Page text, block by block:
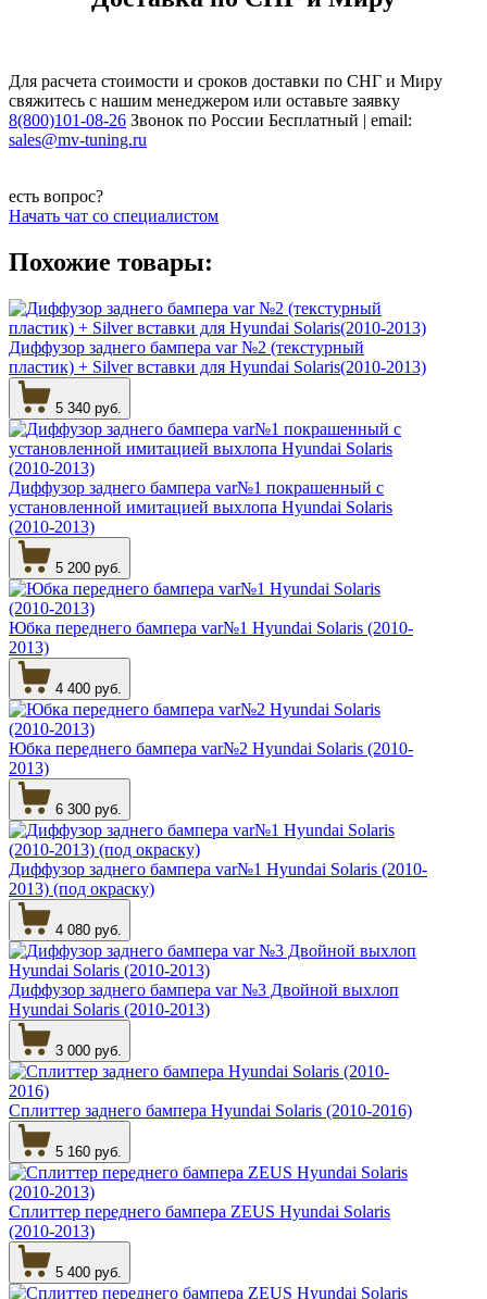
Для расчета стоимости и сроков доставки по СНГ и Миру
свяжитесь с нашим менеджером или оставьте заявку
8(800)101-08-26 Звонок по России Бесплатный | email:
sales@mv-tuning.ru
есть вопрос?
Начать чат со специалистом
Похожие товары:
Диффузор заднего бампера var №2 (текстурный
пластик) + Silver вставки для Hyundai Solaris(2010-2013)
5 340 руб.
Диффузор заднего бампера var№1 покрашенный с
установленной имитацией выхлопа Hyundai Solaris
(2010-2013)
5 200 руб.
Юбка переднего бампера var№1 Hyundai Solaris (2010-
2013)
4 400 руб.
Юбка переднего бампера var№2 Hyundai Solaris (2010-
2013)
6 300 руб.
Диффузор заднего бампера var№1 Hyundai Solaris (2010-
2013) (под окраску)
4 080 руб.
Диффузор заднего бампера var №3 Двойной выхлоп
Hyundai Solaris (2010-2013)
3 000 руб.
Сплиттер заднего бампера Hyundai Solaris (2010-2016)
5 160 руб.
Сплиттер переднего бампера ZEUS Hyundai Solaris
(2010-2013)
5 400 руб.